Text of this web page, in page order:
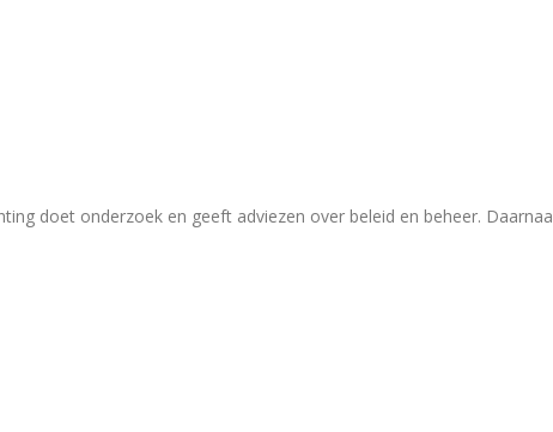
doet onderzoek en geeft adviezen over beleid en beheer.